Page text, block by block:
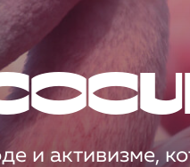
и активизме,